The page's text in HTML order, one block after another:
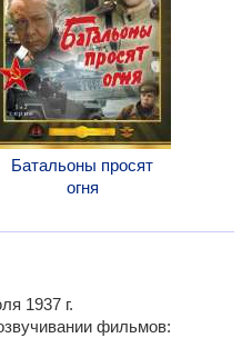
Батальоны просят
огня
1937 г.
фильмов: